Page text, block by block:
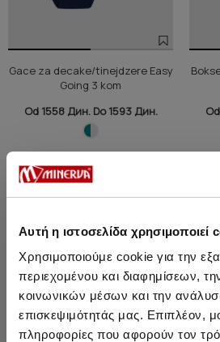
Αυτή η ιστοσελίδα χρησιμοποιεί
Χρησιμοποιούμε cookie για την
περιεχομένου και διαφημίσεων,
κοινωνικών μέσων και την
επισκεψιμότητάς μας. Επιπλέον,
πληροφορίες που αφορούν τον
Gace za decake/tinejdzere Easy
Going 3 kom
Od 1558 Дин. Do 1593 Дин.
NEW